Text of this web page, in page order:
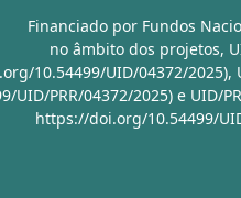
Financiado por Fundos
no âmbito dos projetos,
10.54499/UID/04372/2025),
UID/PRR/04372/2025) e UID/
https://doi.org/10.54499/